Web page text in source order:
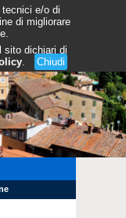
e/o di
di migliorare
sito dichiari di
. Chiudi